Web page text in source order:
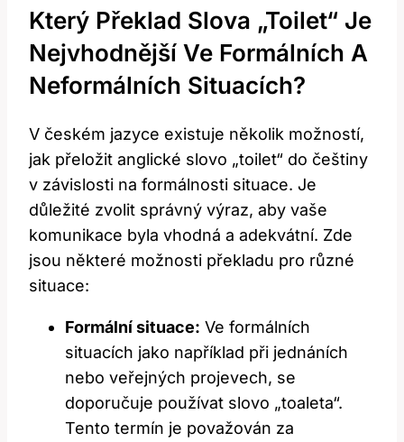
Který Překlad Slova „toilet“ Je
Nejvhodnější Ve Formálních A
Neformálních Situacích?
V českém jazyce existuje několik možností,
jak přeložit anglické slovo „toilet“ do češtiny
v závislosti na formálnosti situace. Je
důležité zvolit správný výraz, aby vaše
komunikace byla vhodná a adekvátní. Zde
jsou některé možnosti překladu pro různé
situace:
Formální situace: Ve formálních
situacích jako například při jednáních
nebo veřejných projevech, se
doporučuje používat slovo „toaleta“.
Tento termín je považován za